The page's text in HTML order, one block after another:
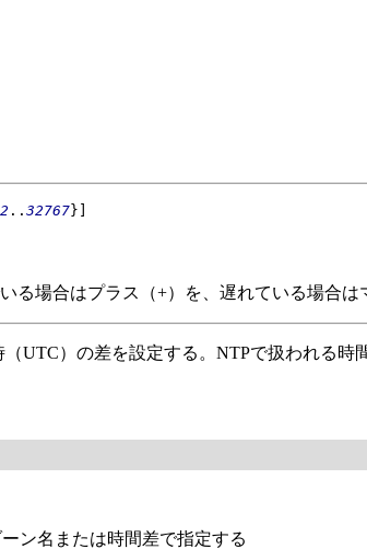
2 .. 32767 }]
る場合はプラス（+）を、遅れている場合
UTC）の差を設定する。NTPで扱われる
ン名または時間差で指定する